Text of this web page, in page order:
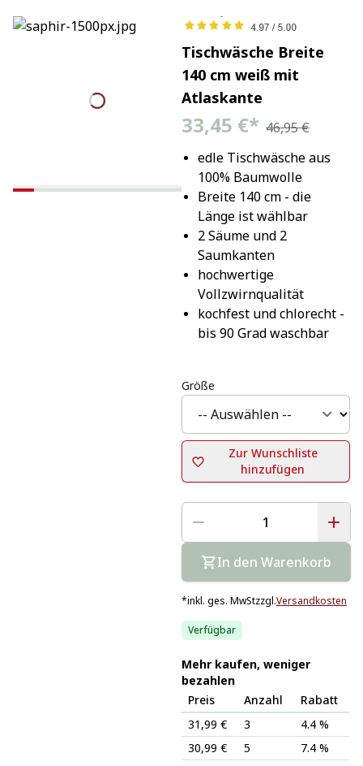
Tischwäsche Breite
140 cm weiß mit
Atlaskante
33,45 €* 46,95 €
edle Tischwäsche aus
100% Baumwolle
Breite 140 cm - die
Länge ist wählbar
2 Säume und 2
Saumkanten
hochwertige
Vollzwirnqualität
kochfest und chlorecht -
bis 90 Grad waschbar
Größe
Zur Wunschliste
hinzufügen
In den Warenkorb
*inkl. ges. MwStzzgl.Versandkosten
Verfügbar
Mehr kaufen, weniger
bezahlen
Preis
Anzahl
Rabatt
31,99 €
3
4.4 %
30,99 €
5 7.4 %